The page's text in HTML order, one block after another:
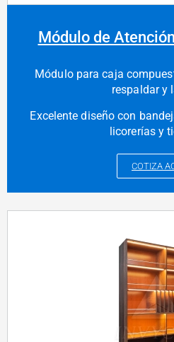
Módulo de
Módulo para caja
respaldar y
Excelente diseño con
licorerías y
COTIZA